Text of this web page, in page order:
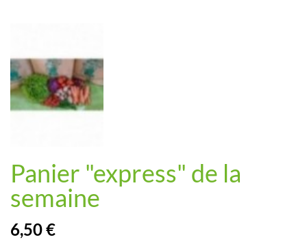
Panier "express" de la
semaine
6,50 €